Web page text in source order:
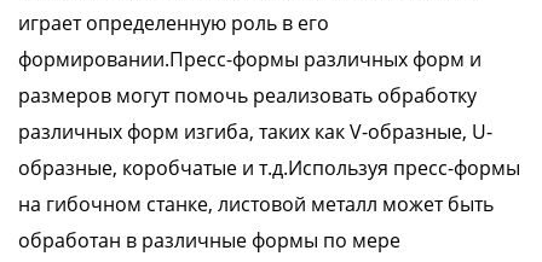
играет определенную роль в его
формировании.Пресс-формы различных форм и
размеров могут помочь реализовать обработку
различных форм изгиба, таких как V-образные, U-
образные, коробчатые и т.д.Используя пресс-формы
на гибочном станке, листовой металл может быть
обработан в различные формы по мере